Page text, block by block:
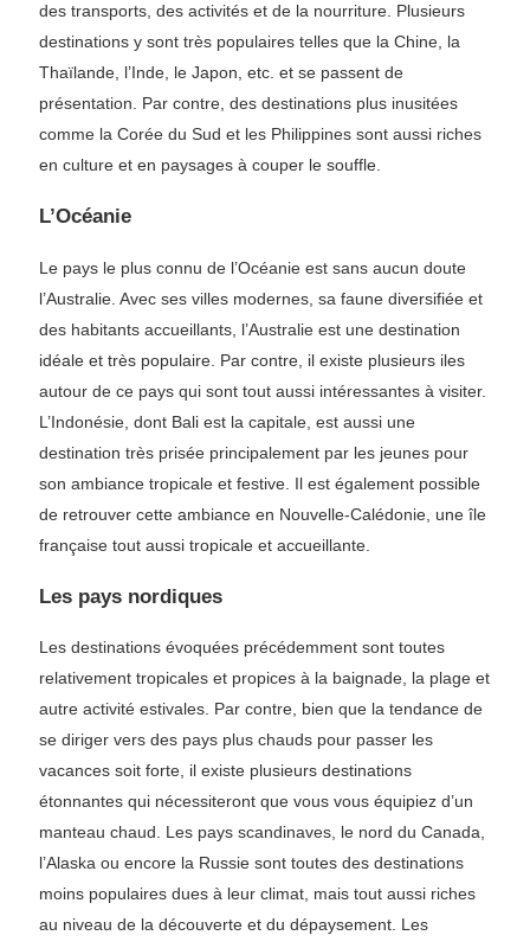
des transports, des activités et de la nourriture. Plusieurs
destinations y sont très populaires telles que la Chine, la
Thaïlande, l’Inde, le Japon, etc. et se passent de
présentation. Par contre, des destinations plus inusitées
comme la Corée du Sud et les Philippines sont aussi riches
en culture et en paysages à couper le souffle.
L’Océanie
Le pays le plus connu de l’Océanie est sans aucun doute
l’Australie. Avec ses villes modernes, sa faune diversifiée et
des habitants accueillants, l’Australie est une destination
idéale et très populaire. Par contre, il existe plusieurs iles
autour de ce pays qui sont tout aussi intéressantes à visiter.
L’Indonésie, dont Bali est la capitale, est aussi une
destination très prisée principalement par les jeunes pour
son ambiance tropicale et festive. Il est également possible
de retrouver cette ambiance en Nouvelle-Calédonie, une île
française tout aussi tropicale et accueillante.
Les pays nordiques
Les destinations évoquées précédemment sont toutes
relativement tropicales et propices à la baignade, la plage et
autre activité estivales. Par contre, bien que la tendance de
se diriger vers des pays plus chauds pour passer les
vacances soit forte, il existe plusieurs destinations
étonnantes qui nécessiteront que vous vous équipiez d’un
manteau chaud. Les pays scandinaves, le nord du Canada,
l’Alaska ou encore la Russie sont toutes des destinations
moins populaires dues à leur climat, mais tout aussi riches
au niveau de la découverte et du dépaysement. Les